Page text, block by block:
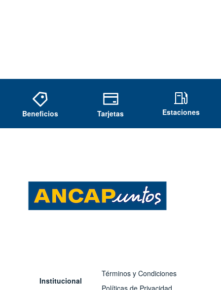
Beneficios Tarjetas Estaciones
Institucional
Términos y Condiciones